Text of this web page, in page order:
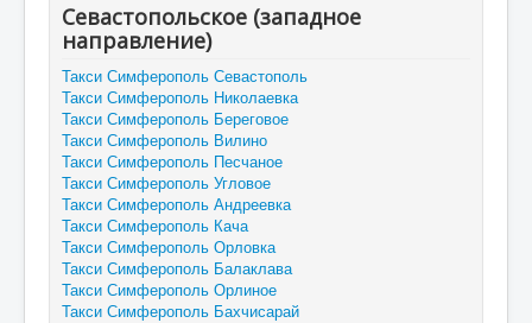
Севастопольское (западное
направление)
Такси Симферополь Севастополь
Такси Симферополь Николаевка
Такси Симферополь Береговое
Такси Симферополь Вилино
Такси Симферополь Песчаное
Такси Симферополь Угловое
Такси Симферополь Андреевка
Такси Симферополь Кача
Такси Симферополь Орловка
Такси Симферополь Балаклава
Такси Симферополь Орлиное
Такси Симферополь Бахчисарай